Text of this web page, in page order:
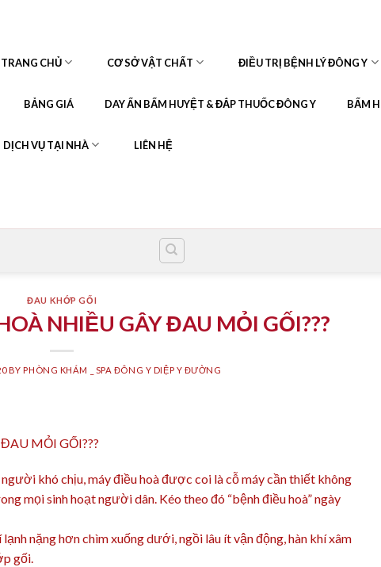
TRANG CHỦ CƠ SỞ VẬT CHẤT ĐIỀU TRỊ BỆNH LÝ ĐÔNG Y
BẢNG GIÁ DAY ẤN BẤM HUYỆT & ĐẮP THUỐC ĐÔNG Y BẤM
DỊCH VỤ TẠI NHÀ LIÊN HỆ
ĐAU KHỚP GỐI
NHIỀU GÂY ĐAU MỎI GỐI???
BYPHÒNG KHÁM _ SPA ĐÔNG Y DIỆP Y ĐƯỜNG
MỎI GỐI???
khó chịu, máy điều hoà được coi là cỗ máy cần thiết không
mọi sinh hoạt người dân. Kéo theo đó “bệnh điều hoà” ngày
nặng hơn chìm xuống dưới, ngồi lâu ít vận động, hàn khí xâm
gối.